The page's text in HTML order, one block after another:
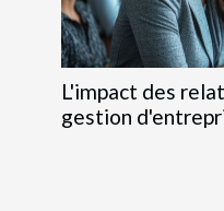
L'impact des
gestion